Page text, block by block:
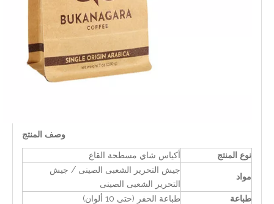
وصف المنتج
نوع المنتج أكياس شاي مسطحة القاع
مواد
جيش التحرير الشعبى الصينى / جيش
التحرير الشعبى الصينى
طباعة
طباعة الحفر (حتى 10 ألوان)